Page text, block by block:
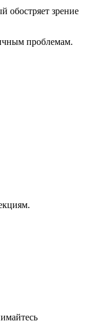
обостряет зрение
проблемам.